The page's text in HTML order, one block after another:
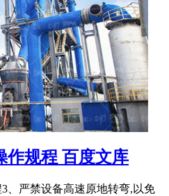
作规程 百度文库
、严禁设备高速原地转弯,以免